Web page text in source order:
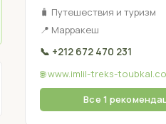
🧳 Путешествия и туризм
📍 Марракеш
📞 +212 672 470 231
🌐 www.imlil-treks-
Все 1